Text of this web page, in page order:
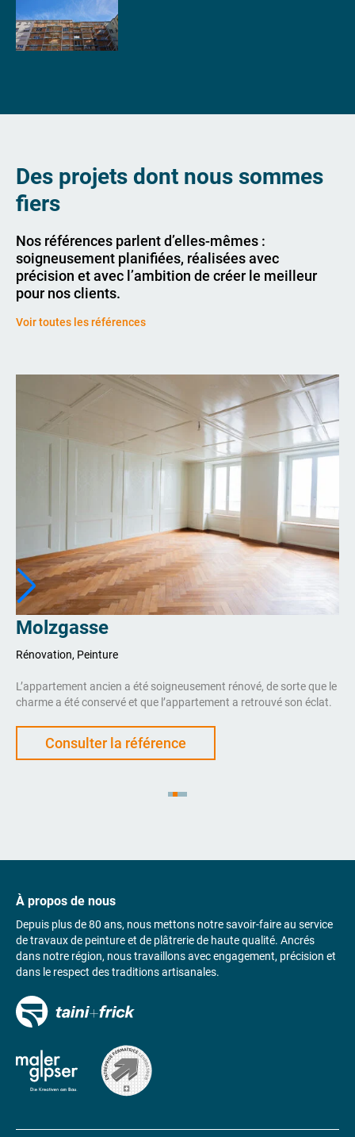
Des projets dont nous sommes
fiers
Nos références parlent d’elles-mêmes :
soigneusement planifiées, réalisées avec
précision et avec l’ambition de créer le meilleur
pour nos clients.
Voir toutes les références
Molzgasse
Rénovation, Peinture
L’appartement ancien a été soigneusement rénové, de sorte que le
charme a été conservé et que l’appartement a retrouvé son éclat.
Consulter la référence
À propos de nous
Depuis plus de 80 ans, nous mettons notre savoir-faire au service
de travaux de peinture et de plâtrerie de haute qualité. Ancrés
dans notre région, nous travaillons avec engagement, précision et
dans le respect des traditions artisanales.